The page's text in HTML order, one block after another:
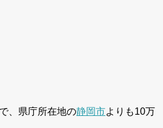
、県庁所在地の静岡市よりも10万